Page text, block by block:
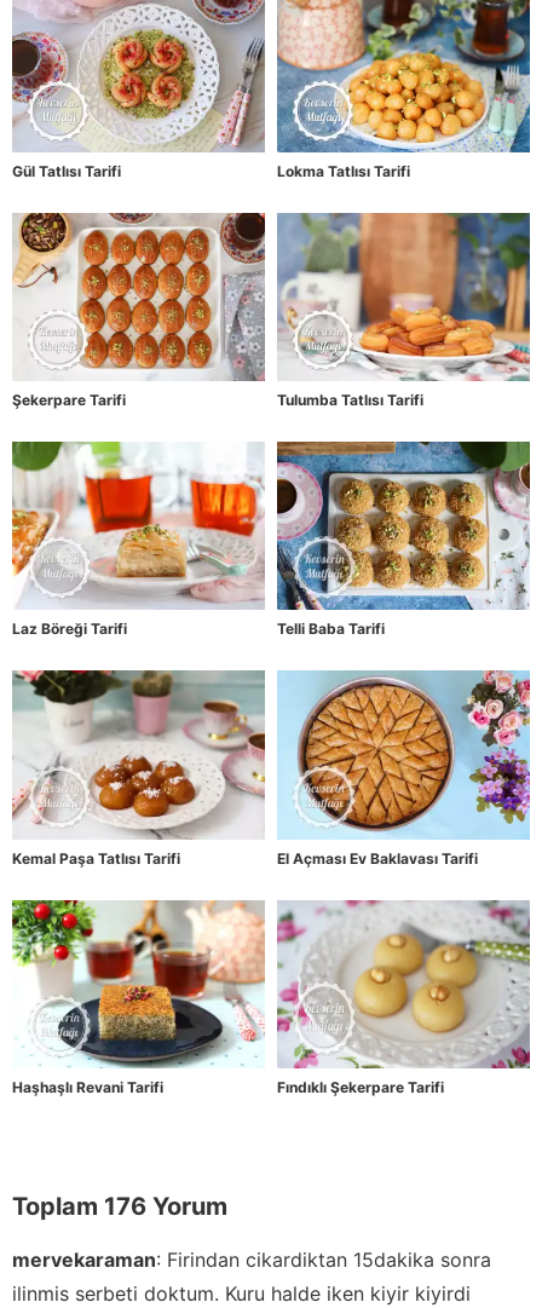
Gül Tatlısı Tarifi Lokma Tatlısı Tarifi
Şekerpare Tarifi Tulumba Tatlısı Tarifi
Laz Böreği Tarifi Telli Baba Tarifi
Kemal Paşa Tatlısı Tarifi El Açması Ev Baklavası Tarifi
Haşhaşlı Revani Tarifi Fındıklı Şekerpare Tarifi
Toplam 176 Yorum
mervekaraman: Firindan cikardiktan 15dakika sonra
ilinmis serbeti doktum. Kuru halde iken kiyir kiyirdi